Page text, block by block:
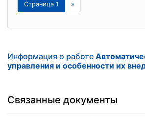
Страница 1 »
Информация о работе
управления и особенности их
Связанные документы